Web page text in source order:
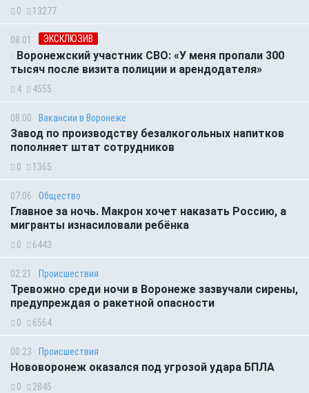
0 13277
08:01 ЭКСКЛЮЗИВ
Воронежский участник СВО: «У меня пропали 300
тысяч после визита полиции и арендодателя»
4 4555
08:00 Вакансии в Воронеже
Завод по производству безалкогольных напитков
пополняет штат сотрудников
0 1365
07:06 Общество
Главное за ночь. Макрон хочет наказать Россию, а
мигранты изнасиловали ребёнка
0 6443
02:21 Происшествия
Тревожно среди ночи в Воронеже зазвучали сирены,
предупреждая о ракетной опасности
0 6564
00:23 Происшествия
Нововоронеж оказался под угрозой удара БПЛА
0 2845